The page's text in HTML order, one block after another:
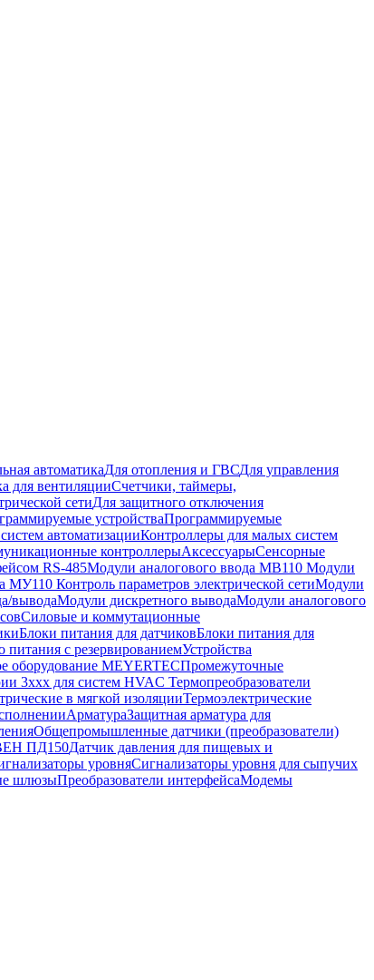
автоматикаДля отопления и ГВСДля управления
для вентиляцииСчетчики, таймеры,
сетиДля защитного отключения
устройстваПрограммируемые
автоматизацииКонтроллеры для малых систем
контроллерыАксессуарыСенсорные
RS-485Модули аналогового ввода МВ110 Модули
МУ110 Контроль параметров электрической сетиМодули
выводаМодули дискретного выводаМодули аналогового
Силовые и коммутационные
Блоки питания для датчиковБлоки питания для
питания с резервированиемУстройства
оборудование MEYERTECПромежуточные
3ххх для систем HVAC Термопреобразователи
в мягкой изоляцииТермоэлектрические
АрматураЗащитная арматура для
Общепромышленные датчики (преобразователи)
ПД150Датчик давления для пищевых и
уровняСигнализаторы уровня для сыпучих
шлюзыПреобразователи интерфейсаМодемы